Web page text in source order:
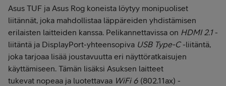
Asus TUF ja Asus Rog koneista löytyy monipuoliset
liitännät, joka mahdollistaa läppäreiden yhdistämisen
erilaisten laitteiden kanssa. Pelikannettavissa on HDMI 2.1-
liitäntä ja DisplayPort-yhteensopiva USB Type-C-liitäntä,
joka tarjoaa lisää joustavuutta eri näyttöratkaisujen
käyttämiseen. Tämän lisäksi Asuksen laitteet
tukevat nopeaa ja luotettavaa WiFi 6 (802.11ax) -